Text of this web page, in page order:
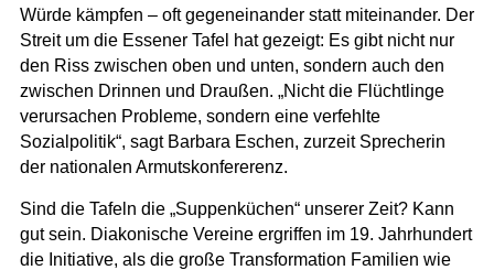
Würde kämpfen – oft gegeneinander statt miteinander. Der
Streit um die Essener Tafel hat gezeigt: Es gibt nicht nur
den Riss zwischen oben und unten, sondern auch den
zwischen Drinnen und Draußen. „Nicht die Flüchtlinge
verursachen Probleme, sondern eine verfehlte
Sozialpolitik“, sagt Barbara Eschen, zurzeit Sprecherin
der nationalen Armutskonfererenz.
Sind die Tafeln die „Suppenküchen“ unserer Zeit? Kann
gut sein. Diakonische Vereine ergriffen im 19. Jahrhundert
die Initiative, als die große Transformation Familien wie